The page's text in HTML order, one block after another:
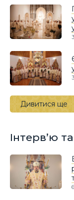
Дивитися ще
Інтерв’ю